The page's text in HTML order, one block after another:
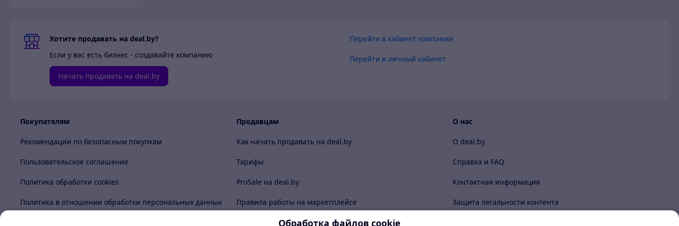
Хотите продавать на deal.by?
Если у вас есть бизнес - создавайте компанию
Начать продавать на deal.by
Перейти в кабинет компании
Перейти в личный кабинет
Покупателям
Рекомендации по безопасным покупкам
Пользовательское соглашение
Политика обработки cookies
Политика в отношении обработки персональных данных
Продавцам
Как начать продавать на deal.by
Тарифы
ProSale на deal.by
Правила работы на маркетплейсе
О нас
О deal.by
Справка и FAQ
Контактная информация
Защита легальности контента
Обработка файлов cookie